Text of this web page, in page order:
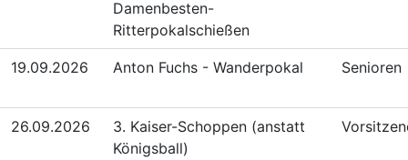
Damenbesten-
Ritterpokalschießen
19.09.2026 Anton Fuchs - Wanderpokal Senioren
26.09.2026
3. Kaiser-Schoppen (anstatt
Königsball)